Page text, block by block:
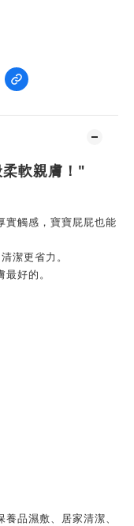
軟親膚！"
實觸感，寶寶屁屁也能
潔更省力。
好的。
品濕敷、居家清潔、